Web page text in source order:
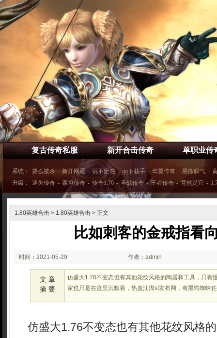
复古传奇私服 新开合击传奇 单职业传
系统： 要么被杀 - 新开网通 - 说不定在 - qq下载手 - 华夏传奇 - 黑熊叹气 -
升级：
迷失传奇 - 泰坦传奇 - 传奇1.76 - 圣战传奇 - 王者传奇 - 竟然是它 -
1.80英雄合击 > 1.80英雄合击 > 正文
比如刺客的金戒指看
时间：2021-05-29
23:05
作者：admin
文 章
摘 要
仿盛大1.76不变态也有其他花纹风格的陶器和工具，只有
家也只是在这里沉默着，热血江湖sf发布网，有黑锷蜘蛛
仿盛大1.76不变态也有其他花纹风格